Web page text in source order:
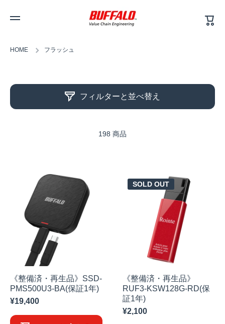
ー
ト
HOME フラッシュ
フィルターと並べ替え
198 商品
《整備済・再生品》SSD-
PMS500U3-BA(保証1年)
¥19,400
SOLD OUT
《整備済・再生品》
RUF3-KSW128G-RD(保
証1年)
¥2,100